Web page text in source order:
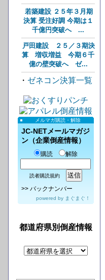
若築建設 ２５年３月期
決算 受注好調 今期は１
千億円突破へ ...
戸田建設 ２５／３期決
算 増収増益 今期６千
億の壁突破へ ゼ...
・ ゼネコン決算一覧
メルマガ購読・解除
JC-NETメールマガジ
ン（企業倒産情報）
購読 解除
読者購読規約
>> バックナンバー
powered by まぐまぐ！
都道府県別倒産情報